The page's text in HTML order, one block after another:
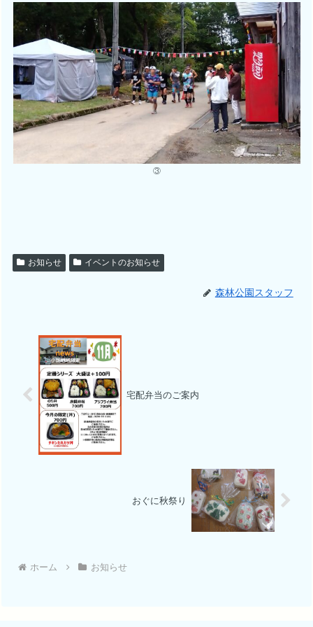
③
お知らせ イベントのお知らせ
森林公園スタッフ
宅配弁当のご案内
おぐに秋祭り
ホーム お知らせ